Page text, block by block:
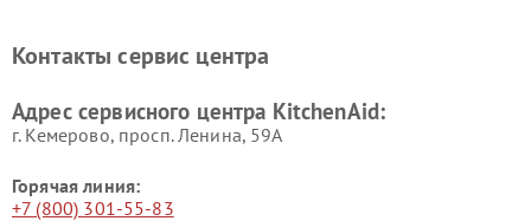
Контакты сервис центра
Адрес сервисного центра KitchenAid:
г. Кемерово, просп. Ленина, 59А
Горячая линия:
+7 (800) 301-55-83